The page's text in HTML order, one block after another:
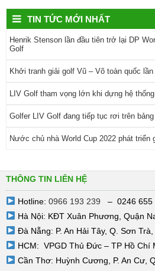
TIN TỨC MỚI NHẤT
Henrik Stenson lần đầu tiên trở lại DP
Golf
Khởi tranh giải golf Vũ – Võ toàn quốc
LIV Golf tham vọng lớn khi dựng hệ
Golfer LIV Golf đang tiếp tục rơi trên
Nước chủ nhà World Cup 2022 phát triển
THÔNG TIN LIÊN HỆ
Hotline: 0966 193 239 – 0246 655
Hà Nội: KĐT Xuân Phương, Quận
Đà Nẵng: P. An Hải Tây, Q. Sơn Trà,
HCM: VPGD Thủ Đức – TP Hồ Chí
Cần Thơ: Huỳnh Cương, P. An Cư,